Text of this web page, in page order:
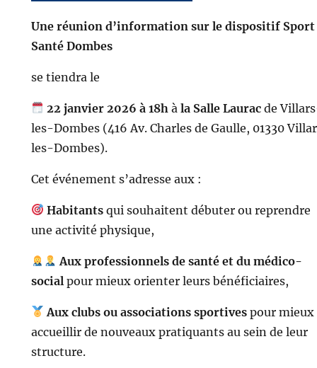
Une réunion d’information sur le dispositif Sport
Santé Dombes
se tiendra le
22 janvier 2026 à 18h àla Salle Laurac de
les-Dombes (416 Av. Charles de Gaulle, 01330
les-Dombes).
Cet événement s’adresse aux :
Habitants qui souhaitent débuter ou reprendre
une activité physique,
Aux professionnels de santé et du médico-
social pour mieux orienter leurs bénéficiaires,
Aux clubs ou associations sportives pour mieux
accueillir de nouveaux pratiquants au sein de leur
structure.